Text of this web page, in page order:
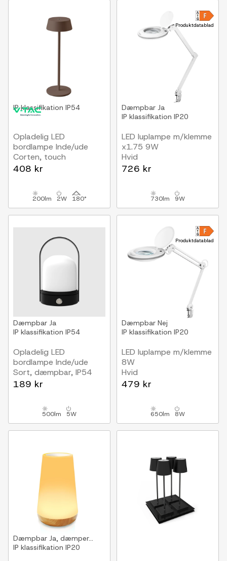
IP klassifikation IP54
Opladelig LED
bordlampe Inde/ude
Corten, touch
dæmpbar, 3000K, IP54
408 kr
200lm 2W 180°
Produktdatablad
Dæmpbar Ja
IP klassifikation IP20
LED luplampe m/klemme
x1.75 9W
Hvid
726 kr
730lm 9W
Dæmpbar Ja
IP klassifikation IP54
Opladelig LED
bordlampe Inde/ude
Sort, dæmpbar, IP54
udendørs
189 kr
500lm 5W
Produktdatablad
Dæmpbar Nej
IP klassifikation IP20
LED luplampe m/klemme
8W
Hvid
479 kr
650lm 8W
Dæmpbar Ja, dæmper...
IP klassifikation IP20